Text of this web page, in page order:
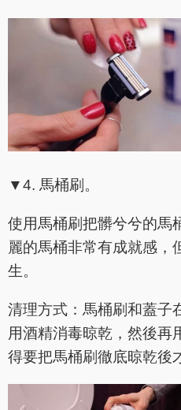
▼4. 馬桶刷。
使用馬桶刷把髒兮兮的馬
麗的馬桶非常有成就感，
生。
清理方式：馬桶刷和蓋子
用酒精消毒晾乾，然後再
得要把馬桶刷徹底晾乾後